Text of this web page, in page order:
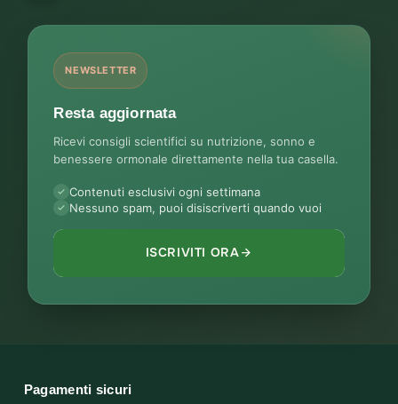
NEWSLETTER
Resta aggiornata
Ricevi consigli scientifici su nutrizione, sonno e
benessere ormonale direttamente nella tua casella.
Contenuti esclusivi ogni settimana
Nessuno spam, puoi disiscriverti quando vuoi
ISCRIVITI ORA
Pagamenti sicuri